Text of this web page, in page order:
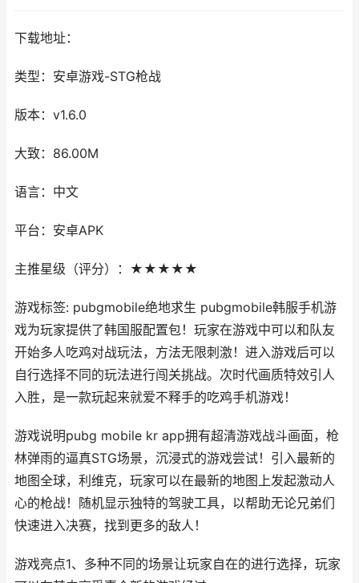
下载地址：
类型：安卓游戏-STG枪战
版本：v1.6.0
大致：86.00M
语言：中文
平台：安卓APK
主推星级（评分）：★★★★★
游戏标签: pubgmobile绝地求生 pubgmobile韩服手机游
戏为玩家提供了韩国服配置包！玩家在游戏中可以和队友
开始多人吃鸡对战玩法，方法无限刺激！进入游戏后可以
自行选择不同的玩法进行闯关挑战。次时代画质特效引人
入胜，是一款玩起来就爱不释手的吃鸡手机游戏！
游戏说明pubg mobile kr app拥有超清游戏战斗画面，枪
林弹雨的逼真STG场景，沉浸式的游戏尝试！引入最新的
地图全球，利维克，玩家可以在最新的地图上发起激动人
心的枪战！随机显示独特的驾驶工具，以帮助无论兄弟们
快速进入决赛，找到更多的敌人！
游戏亮点1、多种不同的场景让玩家自在的进行选择，玩家